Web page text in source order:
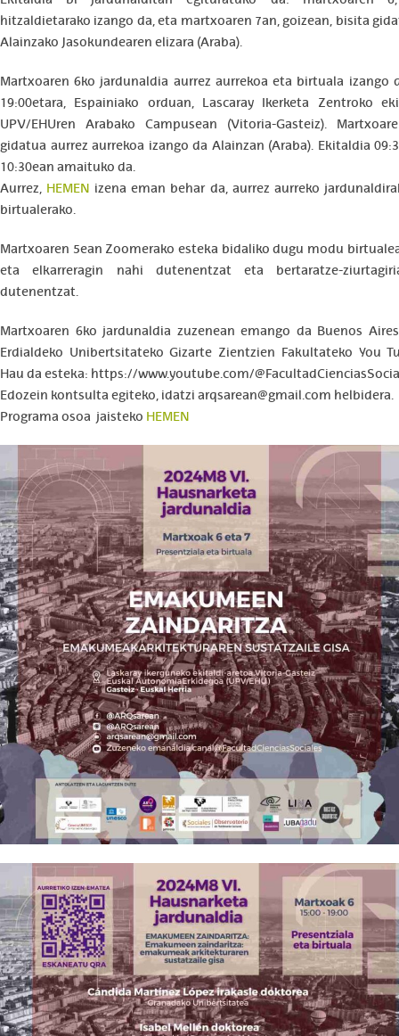
hitzaldietarako izango da, eta martxoaren 7an, goizean, bisita
Alainzako Jasokundearen elizara (Araba).
Martxoaren 6ko jardunaldia aurrez aurrekoa eta birtuala izango
19:00etara, Espainiako orduan, Lascaray Ikerketa Zentroko
UPV/EHUren Arabako Campusean (Vitoria-Gasteiz).
gidatua aurrez aurrekoa izango da Alainzan (Araba). Ekitaldia
10:30ean amaituko da.
Aurrez, HEMEN izena eman behar da, aurrez aurreko
birtualerako.
Martxoaren 5ean Zoomerako esteka bidaliko dugu modu
eta elkarreragin nahi dutenentzat eta bertaratze-
dutenentzat.
Martxoaren 6ko jardunaldia zuzenean emango da Buenos
Erdialdeko Unibertsitateko Gizarte Zientzien Fakultateko You
Hau da esteka: https://www.youtube.com/
Edozein kontsulta egiteko, idatzi arqsarean@gmail.com helbidera.
Programa osoa jaisteko HEMEN